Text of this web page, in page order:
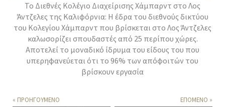
Το Διεθνές Κολέγιο Διαχείρισης Χάμπαρντ στο Λος
Άντζελες της Καλιφόρνια: Η έδρα του διεθνούς δικτύου
του Κολεγίου Χάμπαρντ που βρίσκεται στο Λος Άντζελες
καλωσορίζει σπουδαστές από 25 περίπου χώρες.
Αποτελεί το μοναδικό ίδρυμα του είδους του που
υπερηφανεύεται ότι το 96% των απόφοιτών του
βρίσκουν εργασία
« ΠΡΟΗΓΟΥΜΕΝΟ
ΕΠΟΜΕΝΟ »